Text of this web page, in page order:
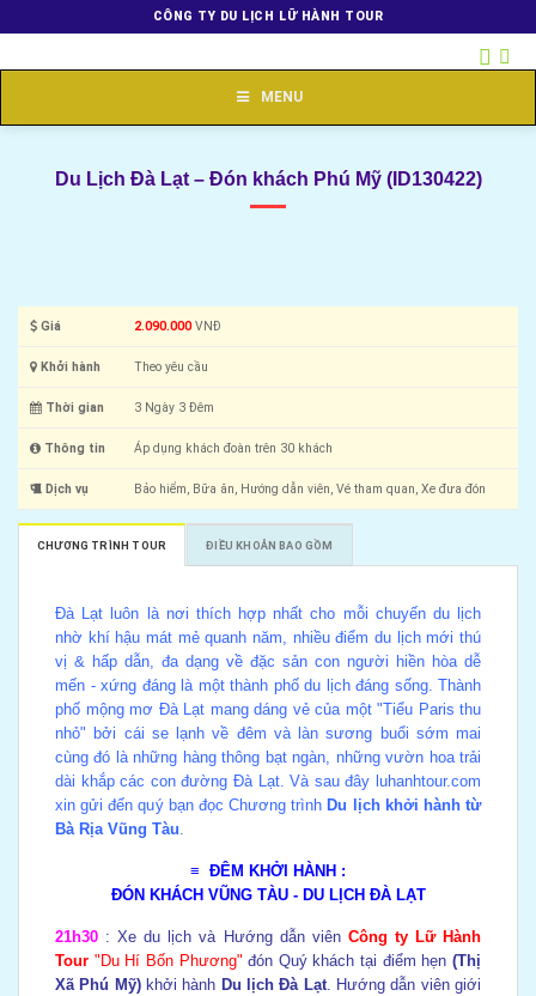
to
CÔNG TY DU LỊCH LỮ HÀNH TOUR
MENU
Du Lịch Đà Lạt – Đón khách Phú Mỹ (ID130422)
Giá 2.090.000VNĐ
Khởi hành Theo yêu cầu
Thời gian 3 Ngày 3 Đêm
Thông tin Áp dụng khách đoàn trên 30 khách
Dịch vụ Bảo hiểm, Bữa ăn, Hướng dẫn viên, Vé tham quan, Xe đưa đón
CHƯƠNG TRÌNH TOUR ĐIỀU KHOẢN BAO GỒM
Đà Lạt luôn là nơi thích hợp nhất cho mỗi chuyến du lịch
nhờ khí hậu mát mẻ quanh năm, nhiều điểm du lịch mới thú
vị & hấp dẫn, đa dạng về đặc sản con người hiền hòa dễ
mến - xứng đáng là một thành phố du lịch đáng sống. Thành
phố mộng mơ Đà Lạt mang dáng vẻ của một "Tiểu Paris thu
nhỏ" bởi cái se lạnh về đêm và làn sương buổi sớm mai
cùng đó là những hàng thông bạt ngàn, những vườn hoa trải
dài khắp các con đường Đà Lạt. Và sau đây luhanhtour.com
xin gửi đến quý bạn đọc Chương trình Du lịch khởi hành từ
Bà Rịa Vũng Tàu.
≡ ĐÊM KHỞI HÀNH :
ĐÓN KHÁCH VŨNG TÀU - DU LỊCH ĐÀ LẠT
21h30 : Xe du lịch và Hướng dẫn viên Công ty Lữ Hành
Tour "Du Hí Bốn Phương" đón Quý khách tại điểm hẹn(Thị
Xã Phú Mỹ)khởi hành Du lịch Đà Lạt. Hướng dẫn viên giới